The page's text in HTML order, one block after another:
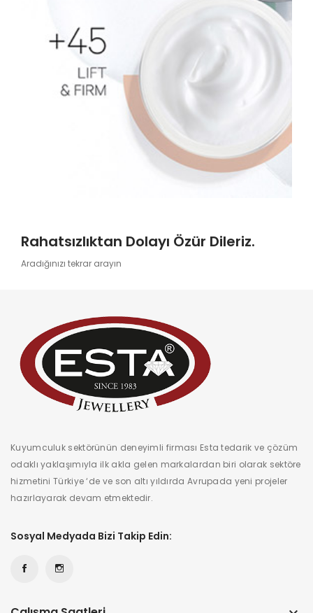
Rahatsızlıktan Dolayı Özür Dileriz.
Aradığınızı tekrar arayın
Kuyumculuk sektörünün deneyimli firması Esta tedarik ve çözüm
odaklı yaklaşımıyla ilk akla gelen markalardan biri olarak sektöre
hizmetini Türkiye ‘de ve son altı yıldırda Avrupada yeni projeler
hazırlayarak devam etmektedir.
Sosyal Medyada Bizi Takip Edin: